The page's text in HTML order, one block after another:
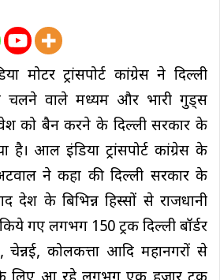
मोटर ट्रांसपोर्ट कांग्रेस ने दिल्ली
चलने वाले मध्यम और भारी गुड्स
को बैन करने के दिल्ली सरकार के
है। आल इंडिया ट्रांसपोर्ट कांग्रेस के
ने कहा की दिल्ली सरकार के
के बिभिन्न हिस्सों से राजधानी
गए लगभग 150 ट्रक दिल्ली बॉर्डर
कोलकत्ता आदि महानगरों से